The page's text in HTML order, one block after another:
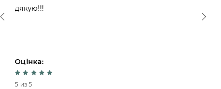
дякую!!!
Оцінка:
5 из 5